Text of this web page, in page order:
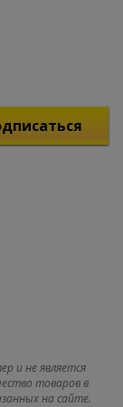
и не является
товаров в
на сайте.